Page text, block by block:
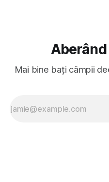
Mai bine bați câmpii